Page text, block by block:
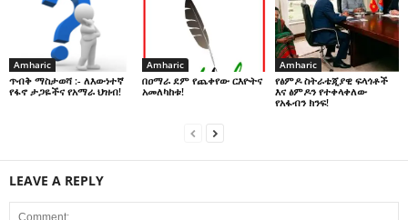
Amharic
ጥብቅ ማስታወሻ :- ለእውነተኛ
የፋኖ ታጋዬችና የአማራ ህዝብ!
Amharic
በዐማራ ደም የጨቀየው ርእዮትና
አመለካከቱ!
Amharic
የፅምዶ ስትራቴጂያዊ ፍላጎቶች
እና ፅምዶን የተቀላቀለው
የአፋብን ክንፍ!
LEAVE A REPLY